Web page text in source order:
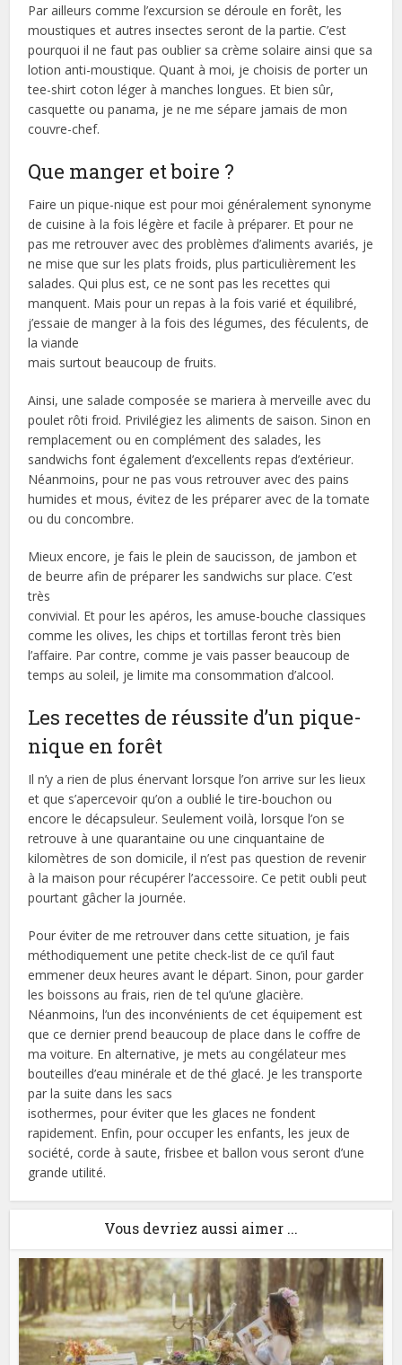
Par ailleurs comme l’excursion se déroule en forêt, les
moustiques et autres insectes seront de la partie. C’est
pourquoi il ne faut pas oublier sa crème solaire ainsi que sa
lotion anti-moustique. Quant à moi, je choisis de porter un
tee-shirt coton léger à manches longues. Et bien sûr,
casquette ou panama, je ne me sépare jamais de mon
couvre-chef.
Que manger et boire ?
Faire un pique-nique est pour moi généralement synonyme
de cuisine à la fois légère et facile à préparer. Et pour ne
pas me retrouver avec des problèmes d’aliments avariés, je
ne mise que sur les plats froids, plus particulièrement les
salades. Qui plus est, ce ne sont pas les recettes qui
manquent. Mais pour un repas à la fois varié et équilibré,
j’essaie de manger à la fois des légumes, des féculents, de
la viande
mais surtout beaucoup de fruits.
Ainsi, une salade composée se mariera à merveille avec du
poulet rôti froid. Privilégiez les aliments de saison. Sinon en
remplacement ou en complément des salades, les
sandwichs font également d’excellents repas d’extérieur.
Néanmoins, pour ne pas vous retrouver avec des pains
humides et mous, évitez de les préparer avec de la tomate
ou du concombre.
Mieux encore, je fais le plein de saucisson, de jambon et
de beurre afin de préparer les sandwichs sur place. C’est
très
convivial. Et pour les apéros, les amuse-bouche classiques
comme les olives, les chips et tortillas feront très bien
l’affaire. Par contre, comme je vais passer beaucoup de
temps au soleil, je limite ma consommation d’alcool.
Les recettes de réussite d’un pique-
nique en forêt
Il n’y a rien de plus énervant lorsque l’on arrive sur les lieux
et que s’apercevoir qu’on a oublié le tire-bouchon ou
encore le décapsuleur. Seulement voilà, lorsque l’on se
retrouve à une quarantaine ou une cinquantaine de
kilomètres de son domicile, il n’est pas question de revenir
à la maison pour récupérer l’accessoire. Ce petit oubli peut
pourtant gâcher la journée.
Pour éviter de me retrouver dans cette situation, je fais
méthodiquement une petite check-list de ce qu’il faut
emmener deux heures avant le départ. Sinon, pour garder
les boissons au frais, rien de tel qu’une glacière.
Néanmoins, l’un des inconvénients de cet équipement est
que ce dernier prend beaucoup de place dans le coffre de
ma voiture. En alternative, je mets au congélateur mes
bouteilles d’eau minérale et de thé glacé. Je les transporte
par la suite dans les sacs
isothermes, pour éviter que les glaces ne fondent
rapidement. Enfin, pour occuper les enfants, les jeux de
société, corde à saute, frisbee et ballon vous seront d’une
grande utilité.
Vous devriez aussi aimer ...